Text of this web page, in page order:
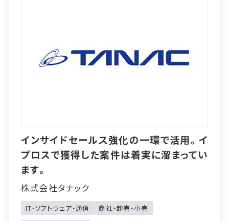
インサイドセールス強化の一環で活用。イ
プロスで獲得した案件は着実に溜まってい
ます。
株式会社タナック
IT・ソフトウェア・通信
商社・卸売・小売